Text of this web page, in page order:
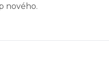
nového.